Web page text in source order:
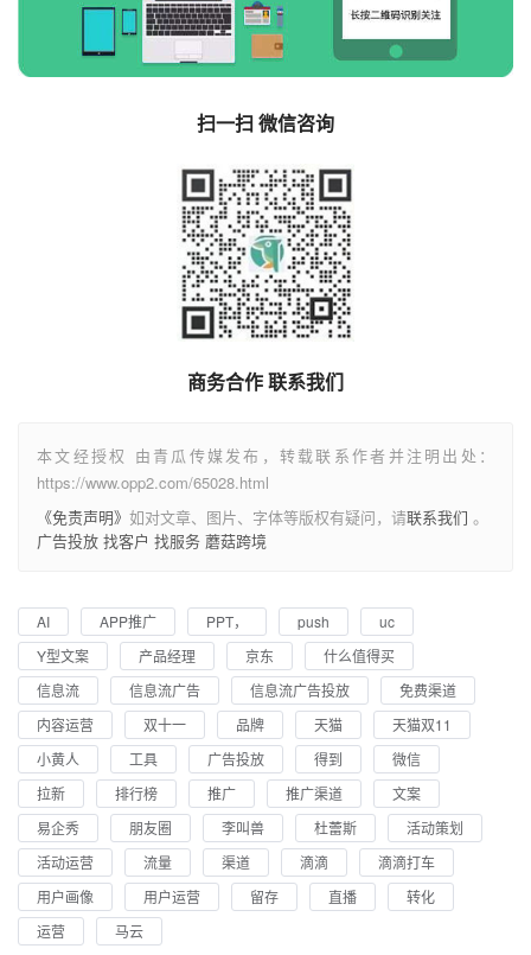
扫一扫 微信咨询
商务合作 联系我们
本文经授权 由青瓜传媒发布，转载联系作者并注明出处：
https://www.opp2.com/65028.html
《免责声明》 如对文章、图片、字体等版权有疑问，请联系我们 。
广告投放 找客户 找服务 蘑菇跨境
AI APP推广 PPT， push
uc
Y型文案
产品经理 京东
什么值得买
信息流
信息流广告 信息流广告投放
免费渠道
内容运营
双十一 品牌 天猫
天猫双11
小黄人
工具 广告投放 得到
微信
拉新
排行榜 推广 推广渠道
文案
易企秀
朋友圈 李叫兽 杜蕾斯
活动策划
活动运营
流量 渠道 滴滴
滴滴打车
用户画像
用户运营 留存 直播
转化
运营
马云